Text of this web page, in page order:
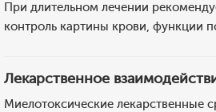
При длительном лечении
контроль картины крови, функции
Лекарственное
Миелотоксические лекарственные